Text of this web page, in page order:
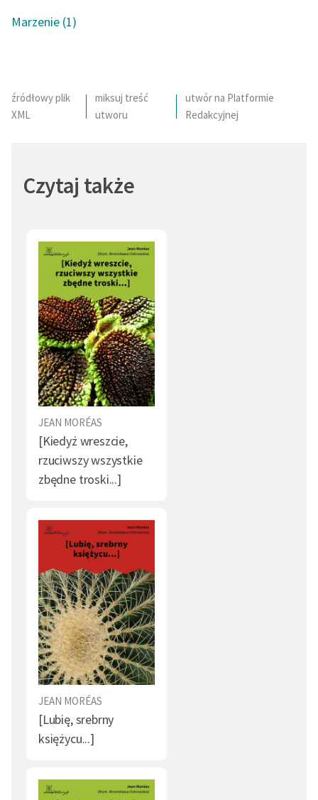
Deklaracja dostępności
Marzenie (1)
źródłowy plik
XML
miksuj treść
utworu
utwór na Platformie
Redakcyjnej
Czytaj także
JEAN MORÉAS
[Kiedyż wreszcie,
rzuciwszy wszystkie
zbędne troski...]
JEAN MORÉAS
[Lubię, srebrny
księżycu...]